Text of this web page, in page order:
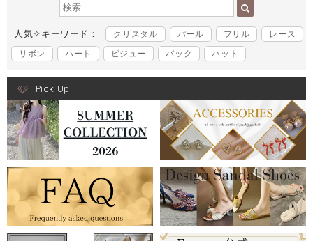
人気✧キーワード： クリスタル パール フリル
レース
リボン
ハート ビジュー バック ハット
Pick Up